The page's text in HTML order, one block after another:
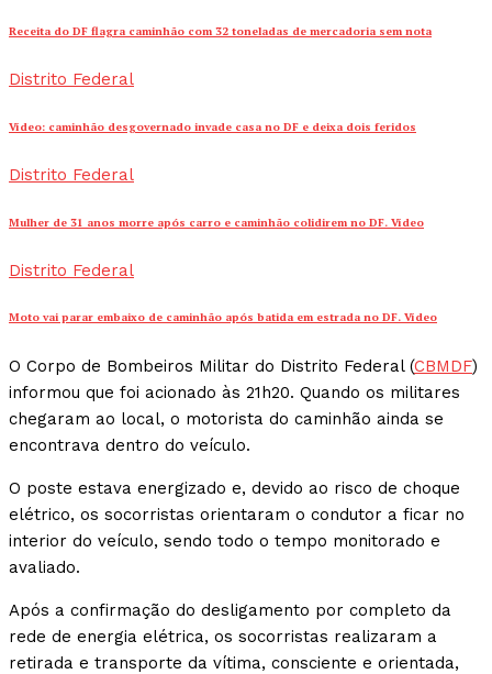
Receita do DF flagra caminhão com 32 toneladas de mercadoria sem nota
Distrito Federal
Vídeo: caminhão desgovernado invade casa no DF e deixa dois feridos
Distrito Federal
Mulher de 31 anos morre após carro e caminhão colidirem no DF. Vídeo
Distrito Federal
Moto vai parar embaixo de caminhão após batida em estrada no DF. Vídeo
O Corpo de Bombeiros Militar do Distrito Federal (CBMDF)
informou que foi acionado às 21h20. Quando os militares
chegaram ao local, o motorista do caminhão ainda se
encontrava dentro do veículo.
O poste estava energizado e, devido ao risco de choque
elétrico, os socorristas orientaram o condutor a ficar no
interior do veículo, sendo todo o tempo monitorado e
avaliado.
Após a confirmação do desligamento por completo da
rede de energia elétrica, os socorristas realizaram a
retirada e transporte da vítima, consciente e orientada,